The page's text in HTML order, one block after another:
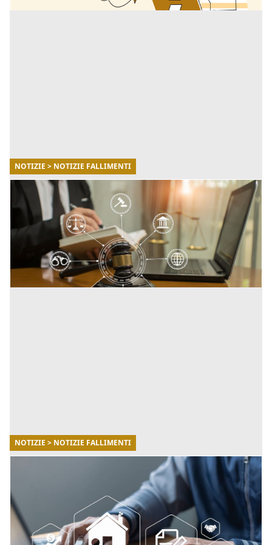
NOTIZIE > NOTIZIE FALLIMENTI
13/11/2025
Guida completa alle aste giudiziarie in Italia
(2025)
Come funzionano, dove trovarle e quali errori evitare.
NOTIZIE > NOTIZIE FALLIMENTI
Fallimenti.it: il punto di riferimento per
monitorare le aste giudiziarie in Italia
Fallimenti.it, il portale leader in Italia per la
consultazione di aste giudiziarie, fallimenti e
liquidazioni. [...]